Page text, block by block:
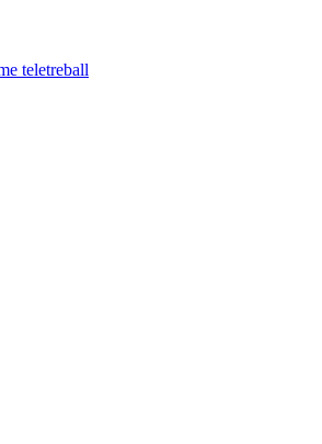
teletreball